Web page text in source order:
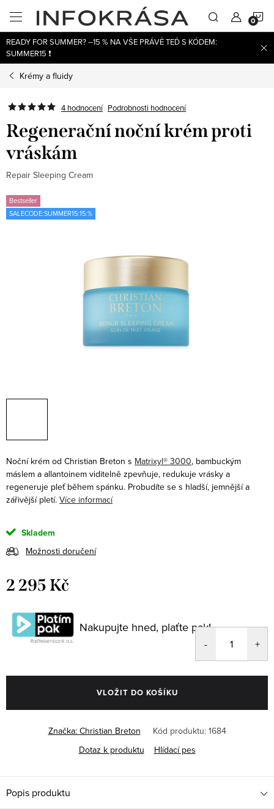
obsah
READY FOR SUMMER? –15 % NA VŠE PRÁVĚ TEĎ S KÓDEM:
SUMMER15 ❗
Krémy a fluidy
4 hodnocení Podrobnosti hodnocení
Regenerační noční krém proti
vráskám
Repair Sleeping Cream
Bestseller
SALECODE:SUMMER15:15:%
Noční krém od Christian Breton s Matrixyl® 3000, bambuckým
máslem a allantoinem viditelně zpevňuje, redukuje vrásky a
regeneruje pleť během spánku. Probudíte se s hladší, jemnější a
zářivější pletí. Více informací
Skladem
Možnosti doručení
2 295 Kč
cena:
Nakupujte hned, plaťte pak!
VLOŽIT DO KOŠÍKU
Značka: Christian Breton Kód produktu: 1684
Dotaz k produktu
Hlídací pes
Popis produktu